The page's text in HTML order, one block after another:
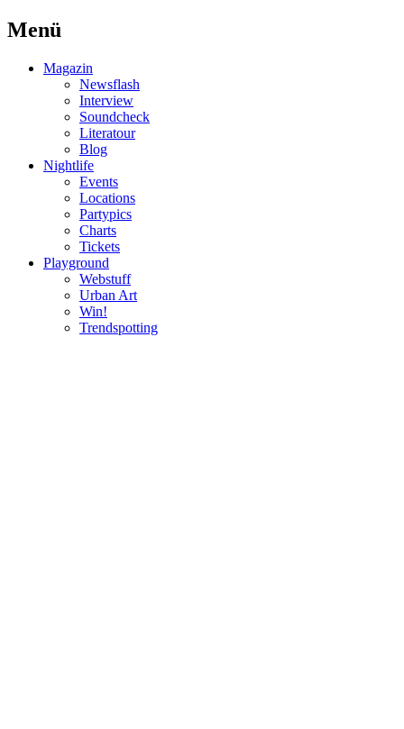
Menü
Magazin
Newsflash
Interview
Soundcheck
Literatour
Blog
Nightlife
Events
Locations
Partypics
Charts
Tickets
Playground
Webstuff
Urban Art
Win!
Trendspotting